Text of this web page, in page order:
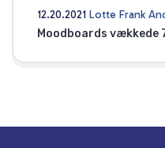
12.20.2021 Lotte Frank
Moodboards vækkede